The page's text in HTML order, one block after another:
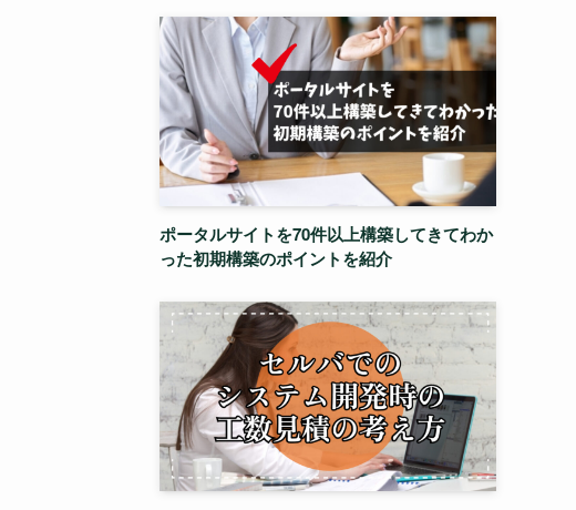
ポータルサイトを70件以上構築してきてわか
った初期構築のポイントを紹介